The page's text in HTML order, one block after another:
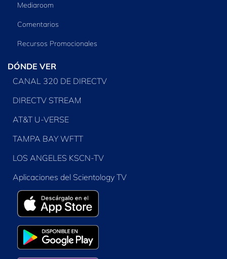
Mediaroom
Comentarios
Recursos Promocionales
DÓNDE VER
CANAL 320 DE DIRECTV
DIRECTV STREAM
AT&T U-VERSE
TAMPA BAY WFTT
LOS ANGELES KSCN-TV
Aplicaciones del Scientology TV